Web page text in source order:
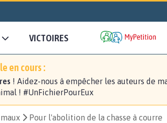
VICTOIRES
en cours :
! Aidez-nous à empêcher les auteurs de
! #UnFichierPourEux
Pour l'abolition de la chasse à courre